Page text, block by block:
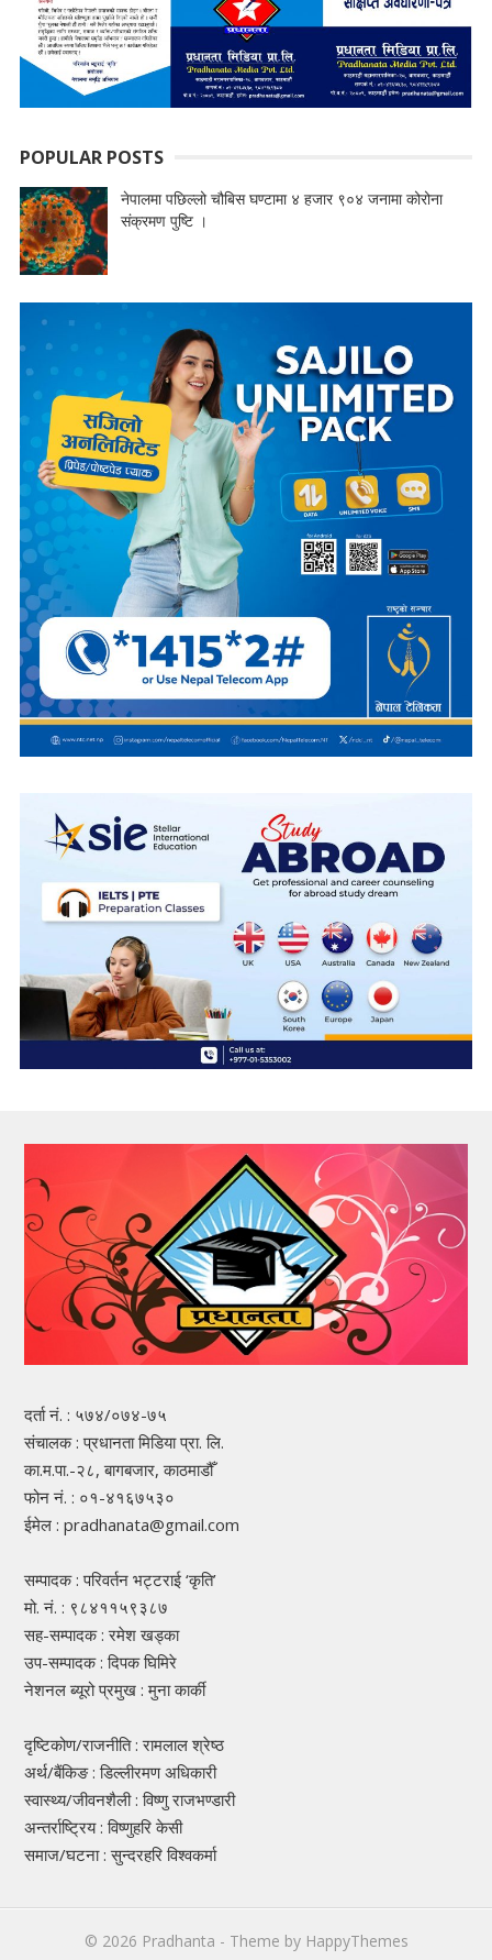
POPULAR POSTS
नेपालमा पछिल्लो चौबिस घण्टामा ४ हजार ९०४ जनामा कोरोना
संक्रमण पुष्टि ।
दर्ता नं. : ५७४/०७४-७५
संचालक : प्रधानता मिडिया प्रा. लि.
का.म.पा.-२८, बागबजार, काठमाडौँ
फोन नं. : ०१-४१६७५३०
ईमेल : pradhanata@gmail.com
सम्पादक : परिवर्तन भट्टराई ‘कृति’
मो. नं. : ९८४११५९३८७
सह-सम्पादक : रमेश खड्का
उप-सम्पादक : दिपक घिमिरे
नेशनल ब्यूरो प्रमुख : मुना कार्की
दृष्टिकोण/राजनीति : रामलाल श्रेष्ठ
अर्थ/बैंकिङ : डिल्लीरमण अधिकारी
स्वास्थ्य/जीवनशैली : विष्णु राजभण्डारी
अन्तर्राष्ट्रिय : विष्णुहरि केसी
समाज/घटना : सुन्दरहरि विश्वकर्मा
© 2026 Pradhanta - Theme by HappyThemes